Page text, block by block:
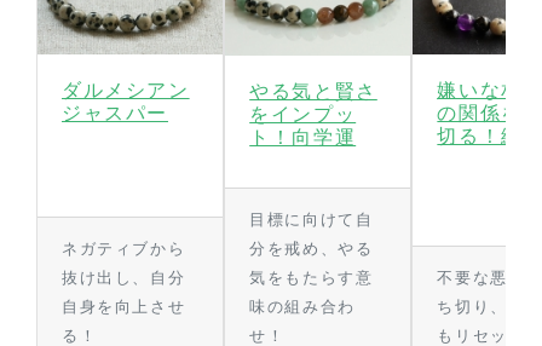
ダルメシアン
ジャスパー
ネガティブから
抜け出し、自分
自身を向上させ
る！
やる気と賢さ
をインプッ
ト！向学運
目標に向けて自
分を戒め、やる
気をもたらす意
味の組み合わ
せ！
嫌いな相
の関係を
切る！縁
不要な悪縁
ち切り、気
もリセット！